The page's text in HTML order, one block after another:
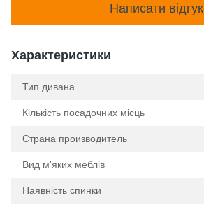
Написати відгук
Характеристики
Тип дивана
Кількість посадочних місць
Страна производитель
Вид м'яких меблів
Наявність спинки